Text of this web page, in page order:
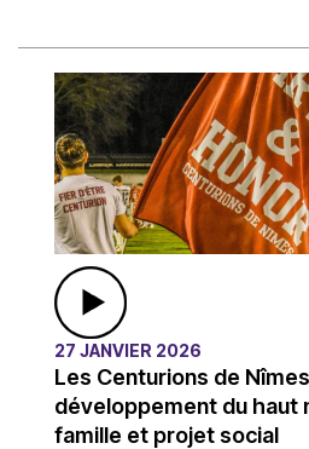
27 JANVIER 2026
Les Centurions de
développement du haut
famille et projet social